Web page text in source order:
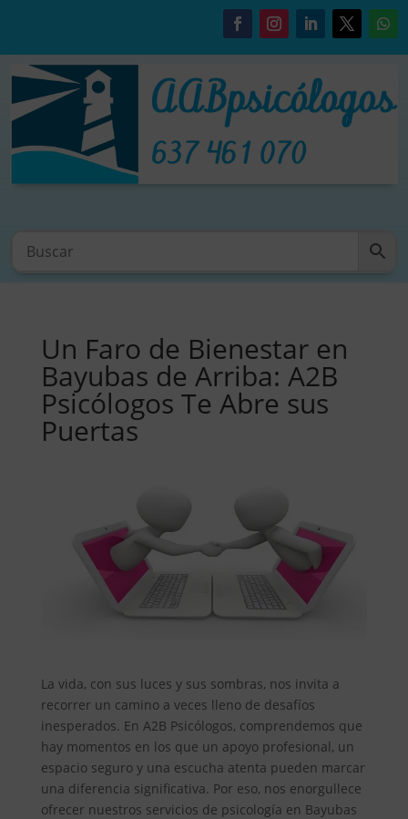
Un Faro de Bienestar en
Bayubas de Arriba: A2B
Psicólogos Te Abre sus
Puertas
La vida, con sus luces y sus sombras, nos invita a
recorrer un camino a veces lleno de desafíos
inesperados. En A2B Psicólogos, comprendemos que
hay momentos en los que un apoyo profesional, un
espacio seguro y una escucha atenta pueden marcar
una diferencia significativa. Por eso, nos enorgullece
ofrecer nuestros servicios de psicología en Bayubas